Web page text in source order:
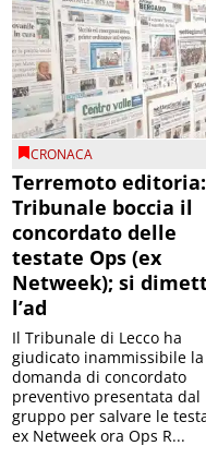
CRONACA
Terremoto
Tribunale boccia il
concordato delle
testate Ops (ex
Netweek); si
l’ad
Il Tribunale di Lecco ha
giudicato inammissibile la
domanda di concordato
preventivo presentata dal
gruppo per salvare le
ex Netweek ora Ops R...